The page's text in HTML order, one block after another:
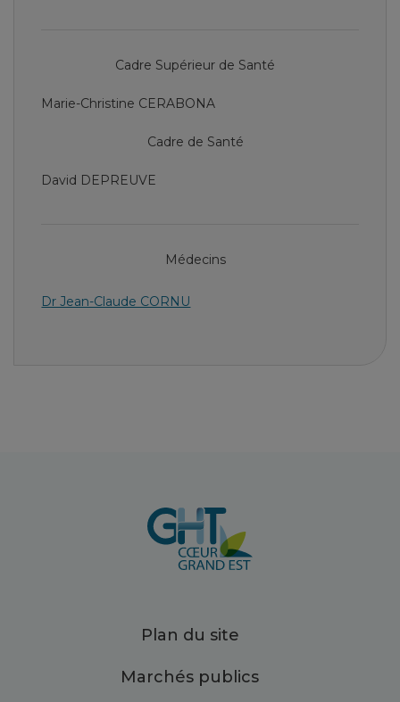
Cadre Supérieur de Santé
Marie-Christine CERABONA
Cadre de Santé
David DEPREUVE
Médecins
Dr Jean-Claude CORNU
Plan du site
Marchés publics